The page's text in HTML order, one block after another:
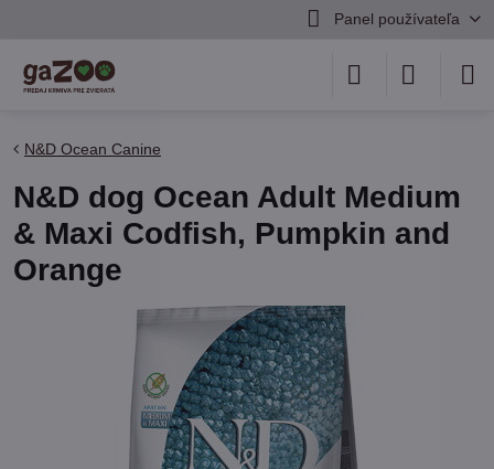
Panel používateľa
N&D Ocean Canine
N&D dog Ocean Adult Medium
& Maxi Codfish, Pumpkin and
Orange